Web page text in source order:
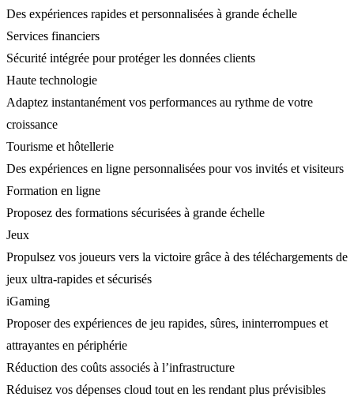
Des expériences rapides et personnalisées à grande échelle
Services financiers
Sécurité intégrée pour protéger les données clients
Haute technologie
Adaptez instantanément vos performances au rythme de votre
croissance
Tourisme et hôtellerie
Des expériences en ligne personnalisées pour vos invités et visiteurs
Formation en ligne
Proposez des formations sécurisées à grande échelle
Jeux
Propulsez vos joueurs vers la victoire grâce à des téléchargements de
jeux ultra-rapides et sécurisés
iGaming
Proposer des expériences de jeu rapides, sûres, ininterrompues et
attrayantes en périphérie
Réduction des coûts associés à l’infrastructure
Réduisez vos dépenses cloud tout en les rendant plus prévisibles